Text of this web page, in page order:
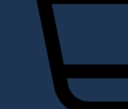
Услуги дизайнера интерьера